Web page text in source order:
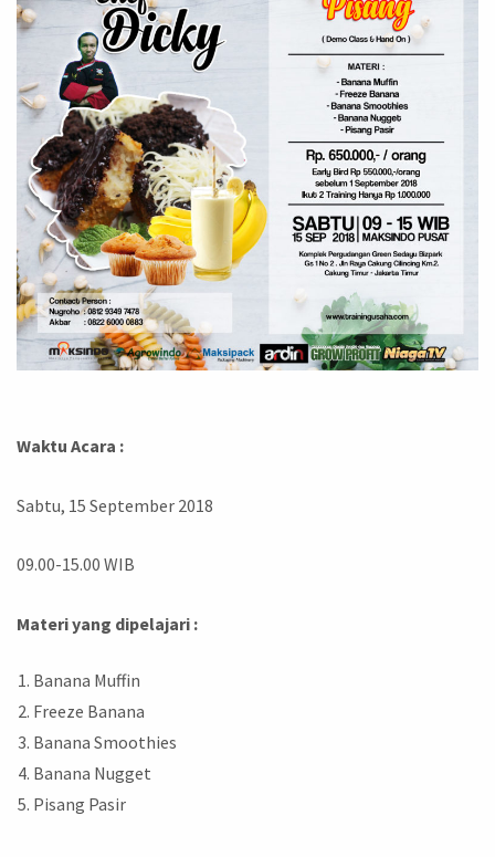
Waktu Acara :
Sabtu, 15 September 2018
09.00-15.00 WIB
Materi yang dipelajari :
Banana Muffin
Freeze Banana
Banana Smoothies
Banana Nugget
Pisang Pasir